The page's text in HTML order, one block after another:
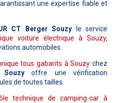
une expertise fiable et
CT Berger Souzy le service
voiture électrique à Souzy,
automobiles.
tous gabarits à Souzy chez
offre une vérification
de toutes tailles.
technique de camping-car à